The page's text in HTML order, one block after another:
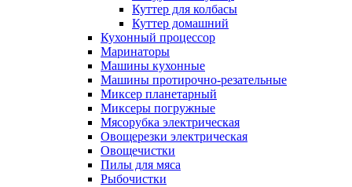
Куттер для колбасы
Куттер домашний
Кухонный процессор
Маринаторы
Машины кухонные
Машины протирочно-резательные
Миксер планетарный
Миксеры погружные
Мясорубка электрическая
Овощерезки электрическая
Овощечистки
Пилы для мяса
Рыбочистки